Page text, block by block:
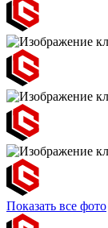
Показать все фото